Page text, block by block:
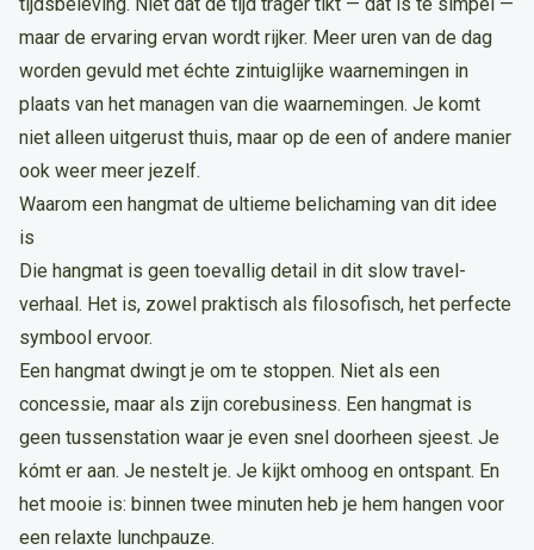
maar de ervaring ervan wordt rijker. Meer uren van de dag
worden gevuld met échte zintuiglijke waarnemingen in
plaats van het managen van die waarnemingen. Je komt
niet alleen uitgerust thuis, maar op de een of andere manier
ook weer meer jezelf.
Waarom een hangmat de ultieme belichaming van dit idee
is
Die hangmat is geen toevallig detail in dit slow travel-
verhaal. Het is, zowel praktisch als filosofisch, het perfecte
symbool ervoor.
Een hangmat dwingt je om te stoppen. Niet als een
concessie, maar als zijn corebusiness. Een hangmat is
geen tussenstation waar je even snel doorheen sjeest. Je
kómt er aan. Je nestelt je. Je kijkt omhoog en ontspant. En
het mooie is: binnen twee minuten heb je hem hangen voor
een relaxte lunchpauze.